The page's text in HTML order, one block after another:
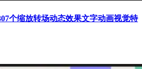
个缩放转场动态效果文字动画视觉特